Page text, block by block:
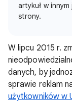
artykuł w
strony.
W lipcu 2015 r.
danych, by
sprawie reklam
użytkowników w